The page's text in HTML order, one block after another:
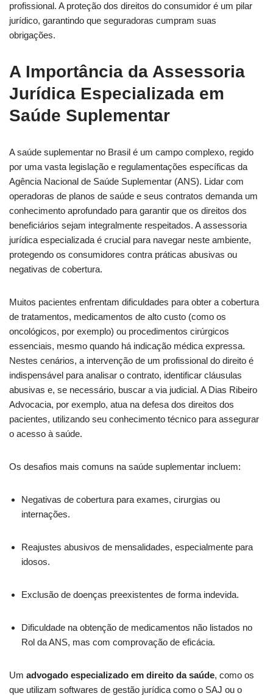
profissional. A proteção dos direitos do consumidor é um pilar
jurídico, garantindo que seguradoras cumpram suas
obrigações.
A Importância da Assessoria
Jurídica Especializada em
Saúde Suplementar
A saúde suplementar no Brasil é um campo complexo, regido
por uma vasta legislação e regulamentações específicas da
Agência Nacional de Saúde Suplementar (ANS). Lidar com
operadoras de planos de saúde e seus contratos demanda um
conhecimento aprofundado para garantir que os direitos dos
beneficiários sejam integralmente respeitados. A assessoria
jurídica especializada é crucial para navegar neste ambiente,
protegendo os consumidores contra práticas abusivas ou
negativas de cobertura.
Muitos pacientes enfrentam dificuldades para obter a cobertura
de tratamentos, medicamentos de alto custo (como os
oncológicos, por exemplo) ou procedimentos cirúrgicos
essenciais, mesmo quando há indicação médica expressa.
Nestes cenários, a intervenção de um profissional do direito é
indispensável para analisar o contrato, identificar cláusulas
abusivas e, se necessário, buscar a via judicial. A Dias Ribeiro
Advocacia, por exemplo, atua na defesa dos direitos dos
pacientes, utilizando seu conhecimento técnico para assegurar
o acesso à saúde.
Os desafios mais comuns na saúde suplementar incluem:
Negativas de cobertura para exames, cirurgias ou
internações.
Reajustes abusivos de mensalidades, especialmente para
idosos.
Exclusão de doenças preexistentes de forma indevida.
Dificuldade na obtenção de medicamentos não listados no
Rol da ANS, mas com comprovação de eficácia.
Um advogado especializado em direito da saúde, como os
que utilizam softwares de gestão jurídica como o SAJ ou o